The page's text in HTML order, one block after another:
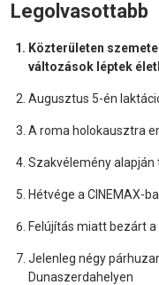
Legolvasottabb
Közterületen
változások léptek
Augusztus 5-én
A roma holokausztra
Szakvélemény
Hétvége a CINEMAX-
Felújítás miatt bezárt
Jelenleg négy
Dunaszerdahelyen